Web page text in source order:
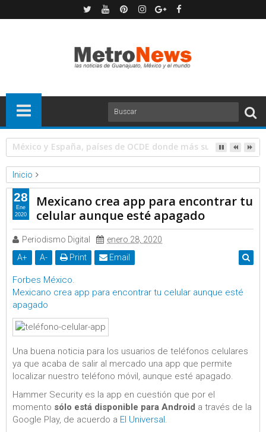
AMLO anticipa que tope a precios del gas continuará en
Inicio
Forbes
Noticias
Mexicano crea app para encontrar tu celular aunque esté
apagado
Mexicano crea app para encontrar tu
celular aunque esté apagado
Periodismo Digital
enero 28, 2020
A+ A- Print Email
Forbes México.
Mexicano crea app para encontrar tu celular aunque esté
apagado
Una buena noticia para los usuarios de teléfonos celulares
ya que acaba de salir al mercado una app que permite
localizar nuestro teléfono móvil, aunque esté apagado.
Hammer Security es la app en cuestión que por el
momento sólo está disponible para Android a través de la
Google Play, de acuerdo a El Universal.
28
Ene
2020